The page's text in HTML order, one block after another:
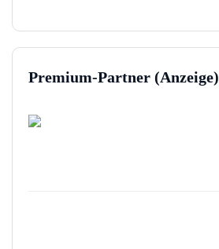
Premium-Partner (Anzeige)